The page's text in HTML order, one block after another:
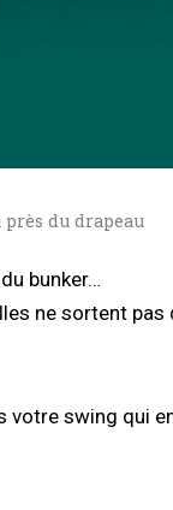
du drapeau
bunker…
ne sortent pas
votre swing qui